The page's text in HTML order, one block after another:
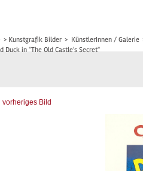
> Kunstgrafik Bilder > KünstlerInnen / Galerie
Duck in "The Old Castle's Secret"
vorheriges Bild